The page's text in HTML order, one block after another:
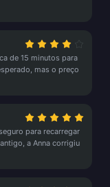
de 15 minutos para
mas o preço
para recarregar
a Anna corrigiu